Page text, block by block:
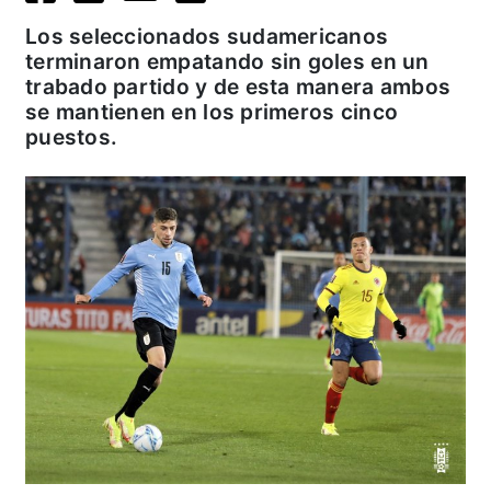
Los seleccionados sudamericanos
terminaron empatando sin goles en un
trabado partido y de esta manera ambos
se mantienen en los primeros cinco
puestos.